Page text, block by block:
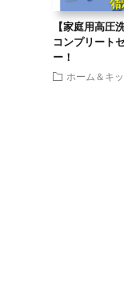
【家庭用高圧
コンプリート
ー！
ホーム＆キ